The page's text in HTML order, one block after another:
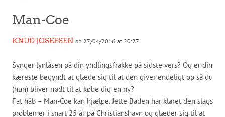
Man-Coe
KNUD JOSEFSEN on 27/04/2016 at 20:27
Synger lynlåsen på din yndlingsfrakke på sidste vers? Og er din
kæreste begyndt at glæde sig til at den giver endeligt op så du
(hun) bliver nødt til at købe dig en ny?
Fat håb – Man-Coe kan hjælpe. Jette Baden har klaret den slags
problemer i snart 25 år på Christianshavn og glæder sig til at